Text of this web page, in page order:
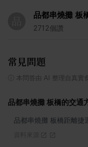
品都串燒攤 板
2712個讚
常見問題
本問答由 AI 整理自真實
品都串燒攤 板橋的交通
品都串燒攤 板橋距離捷